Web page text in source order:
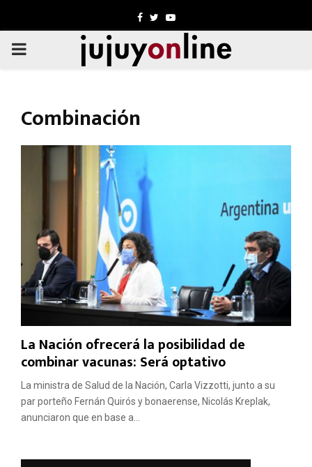
Facebook
TwitterYoutube
PRIMARY
Combinación
La Nación ofrecerá la posibilidad de
combinar vacunas: Será optativo
La ministra de Salud de la Nación, Carla Vizzotti, junto a su
par porteño Fernán Quirós y bonaerense, Nicolás Kreplak,
anunciaron que en base a...